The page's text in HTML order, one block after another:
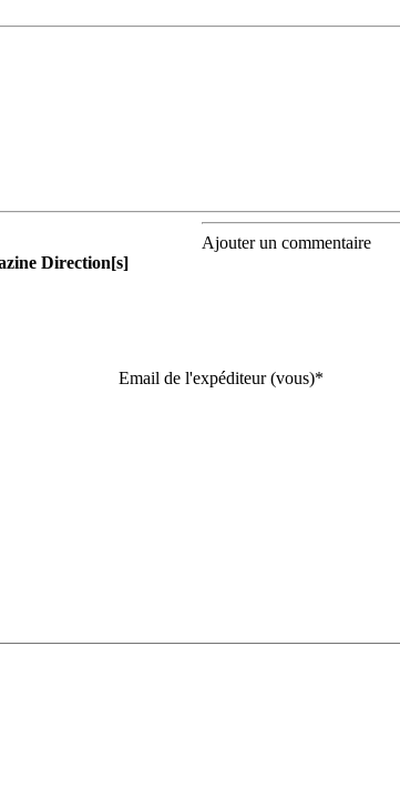
Ajouter un commentaire
Direction[s]
Email de l'expéditeur (vous)*